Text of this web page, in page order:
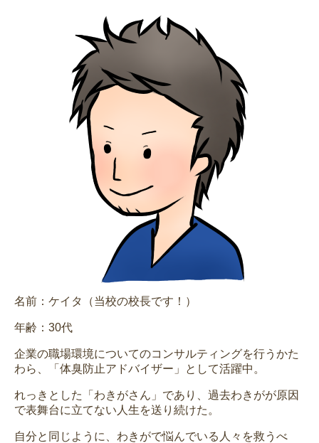
名前：ケイタ（当校の校長です！）
年齢：30代
企業の職場環境についてのコンサルティングを行うかた
わら、「体臭防止アドバイザー」として活躍中。
れっきとした「わきがさん」であり、過去わきがが原因
で表舞台に立てない人生を送り続けた。
自分と同じように、わきがで悩んでいる人々を救うべ